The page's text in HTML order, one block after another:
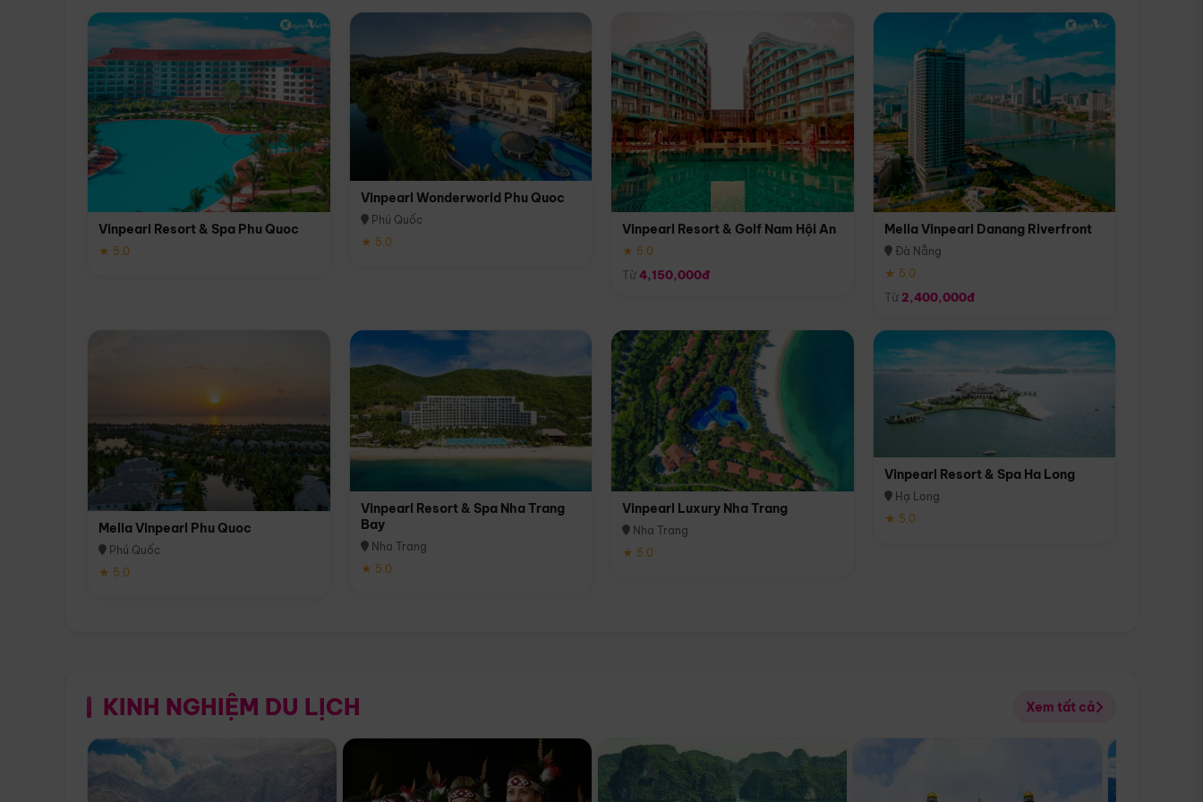
Vinpearl Resort & Spa Phu Quoc
★ 5.0
Vinpearl Wonderworld Phu Quoc
Phú Quốc
★ 5.0
Vinpearl Resort & Golf Nam Hội An
★ 5.0
Từ4,150,000đ
Melia Vinpearl Danang Riverfront
Đà Nẵng
★ 5.0
Từ 2,400,000đ
Melia Vinpearl Phu Quoc
Phú Quốc
★ 5.0
Vinpearl Resort & Spa Nha Trang
Bay
Nha Trang
★ 5.0
Vinpearl Luxury Nha Trang
Nha Trang
★ 5.0
Vinpearl Resort & Spa Ha Long
Hạ Long
★ 5.0
KINH NGHIỆM DU LỊCH Xem tất cả